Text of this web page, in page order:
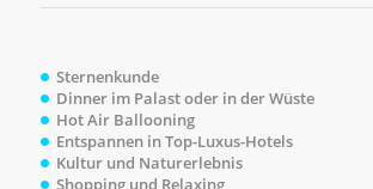
Sternenkunde
Dinner im Palast oder in der Wüste
Hot Air Ballooning
Entspannen in Top-Luxus-Hotels
Kultur und Naturerlebnis
Shopping und Relaxing